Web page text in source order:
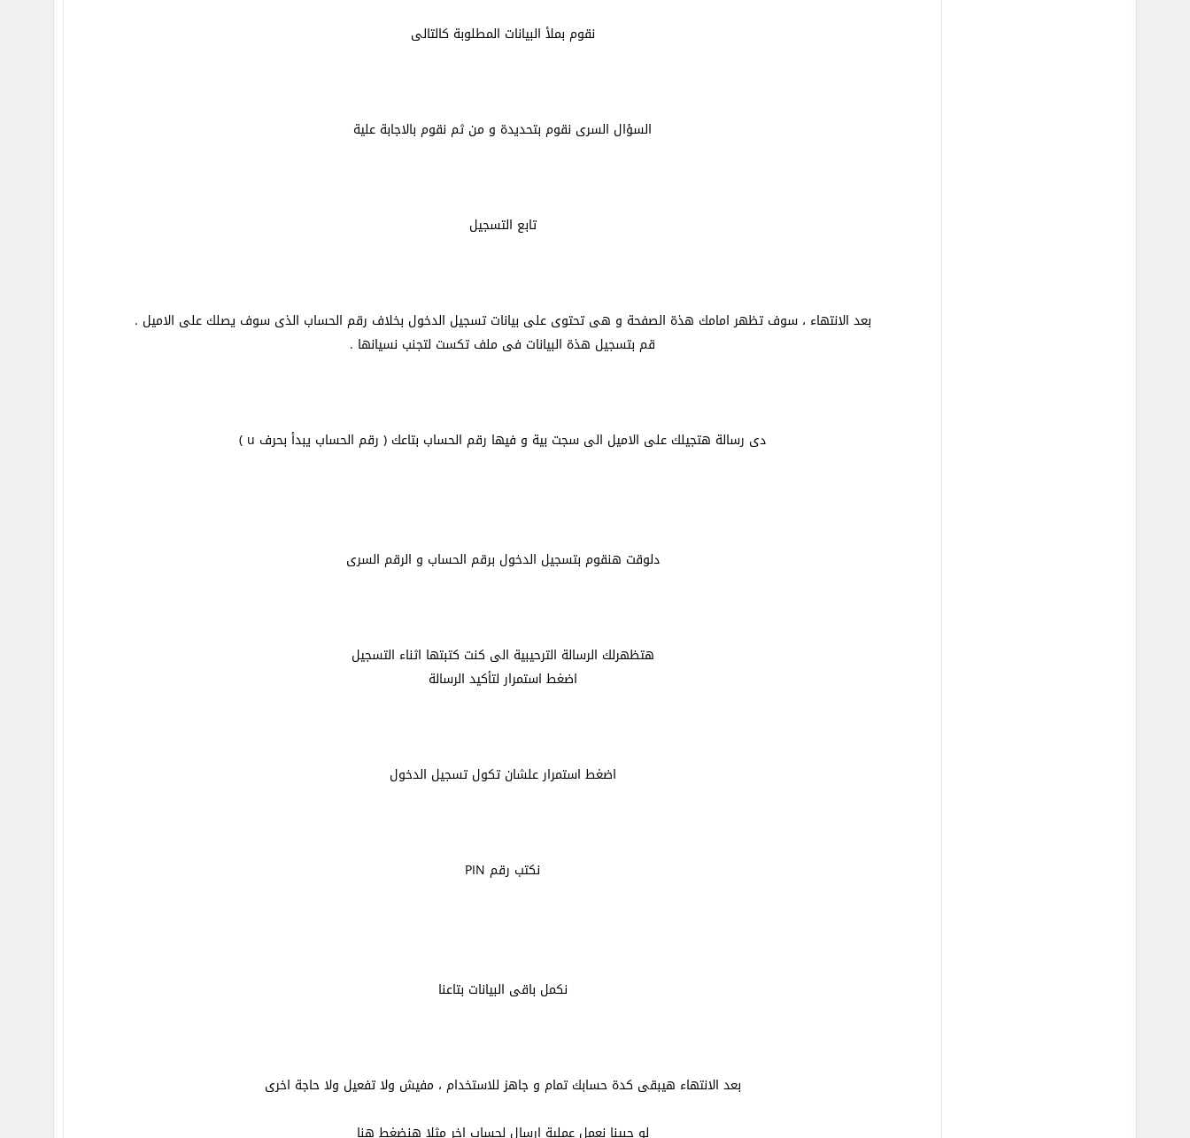
نقوم بملأ البيانات المطلوبة كالتالى
السؤال السرى نقوم بتحديدة و من ثم نقوم بالاجابة علية
تابع التسجيل
بعد الانتهاء ، سوف تظهر امامك هذة الصفحة و هى تحتوى على بيانات تسجيل الدخول بخلاف رقم الحساب الذى سوف يصلك على الاميل .
قم بتسجيل هذة البيانات فى ملف تكست لتجنب نسيانها .
دى رسالة هتجيلك على الاميل الى سجت بية و فيها رقم الحساب بتاعك ( رقم الحساب يبدأ بحرف u )
دلوقت هنقوم بتسجيل الدخول برقم الحساب و الرقم السرى
هتظهرلك الرسالة الترحيبية الى كنت كتبتها اثناء التسجيل
اضغط استمرار لتأكيد الرسالة
اضغط استمرار علشان تكول تسجيل الدخول
نكتب رقم PIN
نكمل باقى البيانات بتاعنا
بعد الانتهاء هيبقى كدة حسابك تمام و جاهز للاستخدام ، مفيش ولا تفعيل ولا حاجة اخرى